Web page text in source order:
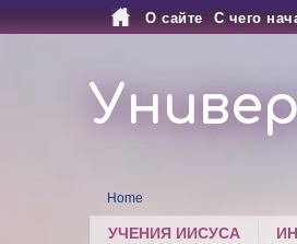
О сайте С чего
Home
УЧЕНИЯ ИИСУСА